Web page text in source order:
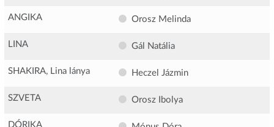
ANGIKA Orosz Melinda
LINA Gál Natália
SHAKIRA, Lina lánya Heczel Jázmin
SZVETA Orosz Ibolya
DÓRIKA